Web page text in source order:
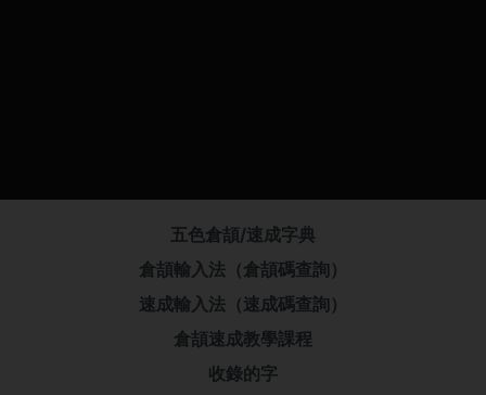
五色倉頡/速成字典
倉頡輸入法（倉頡碼查詢）
速成輸入法（速成碼查詢）
倉頡速成教學課程
收錄的字